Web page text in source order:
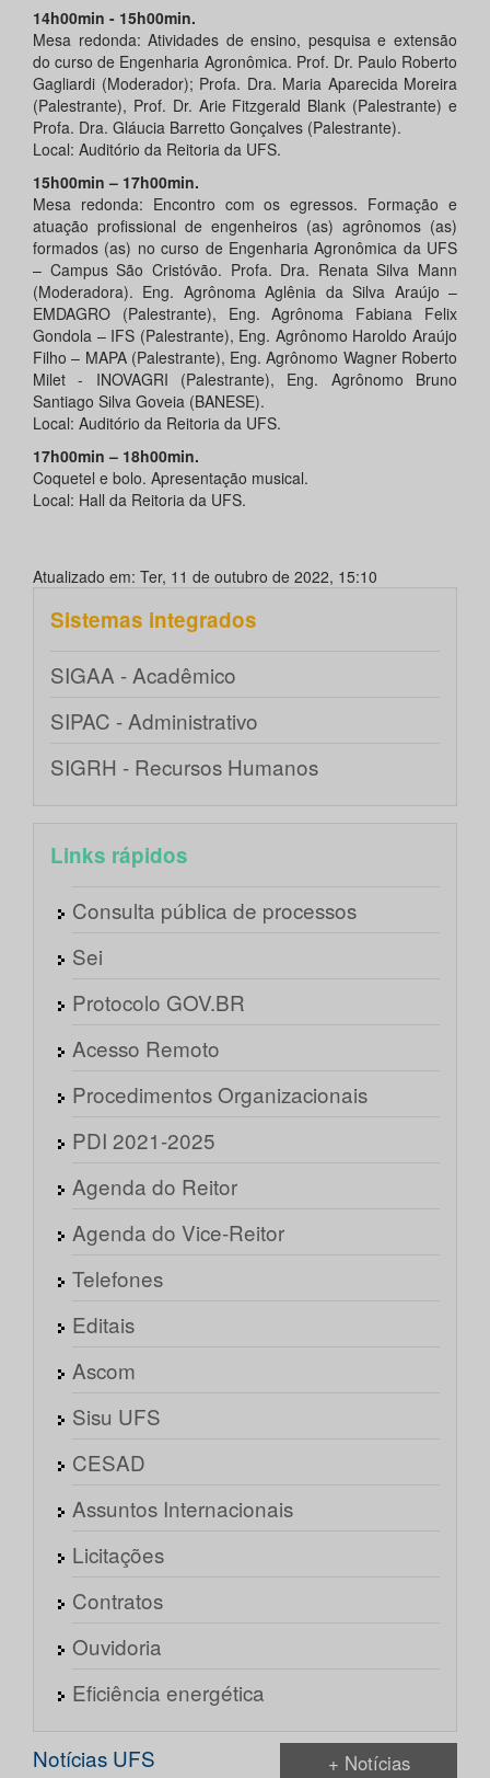
14h00min - 15h00min.
Mesa redonda: Atividades de ensino, pesquisa e extensão
do curso de Engenharia Agronômica. Prof. Dr. Paulo Roberto
Gagliardi (Moderador); Profa. Dra. Maria Aparecida Moreira
(Palestrante), Prof. Dr. Arie Fitzgerald Blank (Palestrante) e
Profa. Dra. Gláucia Barretto Gonçalves (Palestrante).
Local: Auditório da Reitoria da UFS.
15h00min – 17h00min.
Mesa redonda: Encontro com os egressos. Formação e
atuação profissional de engenheiros (as) agrônomos (as)
formados (as) no curso de Engenharia Agronômica da UFS
– Campus São Cristóvão. Profa. Dra. Renata Silva Mann
(Moderadora). Eng. Agrônoma Aglênia da Silva Araújo –
EMDAGRO (Palestrante), Eng. Agrônoma Fabiana Felix
Gondola – IFS (Palestrante), Eng. Agrônomo Haroldo Araújo
Filho – MAPA (Palestrante), Eng. Agrônomo Wagner Roberto
Milet - INOVAGRI (Palestrante), Eng. Agrônomo Bruno
Santiago Silva Goveia (BANESE).
Local: Auditório da Reitoria da UFS.
17h00min – 18h00min.
Coquetel e bolo. Apresentação musical.
Local: Hall da Reitoria da UFS.
Atualizado em: Ter, 11 de outubro de 2022, 15:10
Sistemas integrados
SIGAA - Acadêmico
SIPAC - Administrativo
SIGRH - Recursos Humanos
Links rápidos
Consulta pública de processos
Sei
Protocolo GOV.BR
Acesso Remoto
Procedimentos Organizacionais
PDI 2021-2025
Agenda do Reitor
Agenda do Vice-Reitor
Telefones
Editais
Ascom
Sisu UFS
CESAD
Assuntos Internacionais
Licitações
Contratos
Ouvidoria
Eficiência energética
Notícias UFS + Notícias